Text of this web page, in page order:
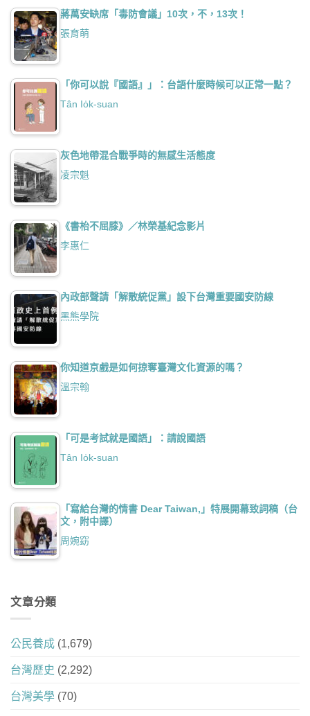
蔣萬安缺席「毒防會議」10次，不，13次！
張育萌
「你可以說『國語』」：台語什麼時候可以正常一點？
Tân Io̍k-suan
灰色地帶混合戰爭時的無感生活態度
凌宗魁
《書枱不屈膝》／林榮基紀念影片
李惠仁
內政部聲請「解散統促黨」設下台灣重要國安防線
黑熊學院
你知道京戲是如何掠奪臺灣文化資源的嗎？
溫宗翰
「可是考試就是國語」：請說國語
Tân Io̍k-suan
「寫給台灣的情書 Dear Taiwan,」特展開幕致詞稿（台
文，附中譯）
周婉窈
文章分類
公民養成 (1,679)
台灣歷史 (2,292)
台灣美學 (70)